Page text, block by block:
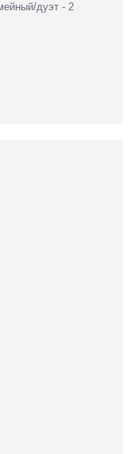
дуэт - 2